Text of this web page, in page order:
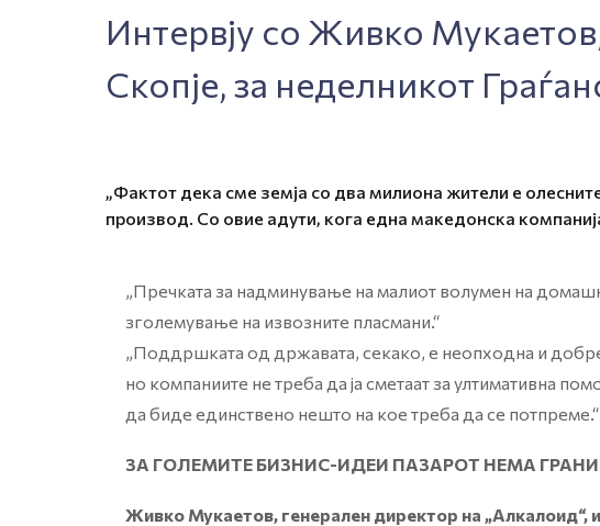
Интервју со Живко
Скопје, за неделникот
„Фактот дека сме земја со два милиона жители е
производ. Со овие адути, кога една македонска
„Пречката за надминување на малиот волумен на
зголемување на извозните пласмани.“
„Поддршката од државата, секако, е неопходна и
но компаниите не треба да ја сметаат за ултимативна
да биде единствено нешто на кое треба да се потпреме.“
ЗА ГОЛЕМИТЕ БИЗНИС-ИДЕИ ПАЗАРОТ НЕМА
Живко Мукаетов, генерален директор на „Алкалоид“,